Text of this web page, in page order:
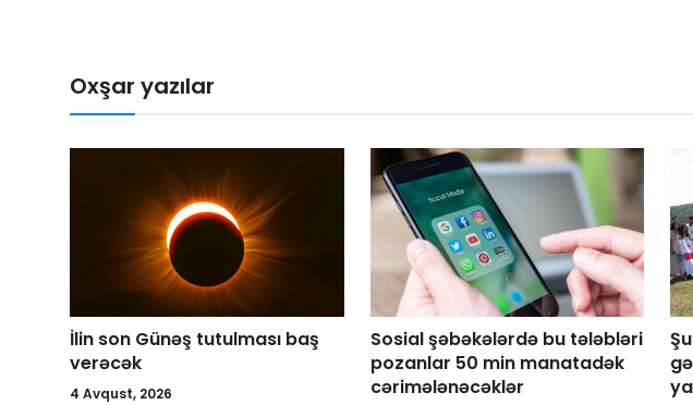
Oxşar yazılar
İlin son Günəş tutulması baş
verəcək
4 Avqust, 2026
Sosial şəbəkələrdə bu tələbləri
pozanlar 50 min manatadək
cərimələnəcəklər